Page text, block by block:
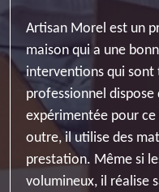
Artisan Morel est un
maison qui a une
interventions qui sont
professionnel dispose
expérimentée pour ce
outre, il utilise des
prestation. Même si
volumineux, il réalise